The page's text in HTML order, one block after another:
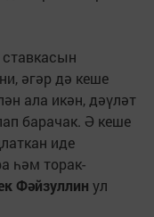
әгәр дә кеше
ала икән, дәүләт
барачак. Ә кеше
иде
һәм торак-
Фәйзуллин ул